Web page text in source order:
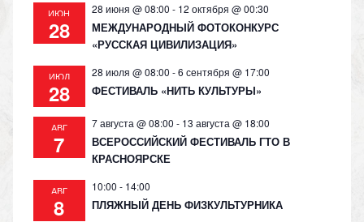
ИЮН
28
28 июня @ 08:00 - 12 октября @ 00:30
МЕЖДУНАРОДНЫЙ ФОТОКОНКУРС
«РУССКАЯ ЦИВИЛИЗАЦИЯ»
ИЮЛ
28
28 июля @ 08:00 -6 сентября @ 17:00
ФЕСТИВАЛЬ «НИТЬ КУЛЬТУРЫ»
АВГ
7
7 августа @ 08:00 - 13 августа @ 18:00
ВСЕРОССИЙСКИЙ ФЕСТИВАЛЬ ГТО В
КРАСНОЯРСКЕ
АВГ
8
10:00 - 14:00
ПЛЯЖНЫЙ ДЕНЬ ФИЗКУЛЬТУРНИКА